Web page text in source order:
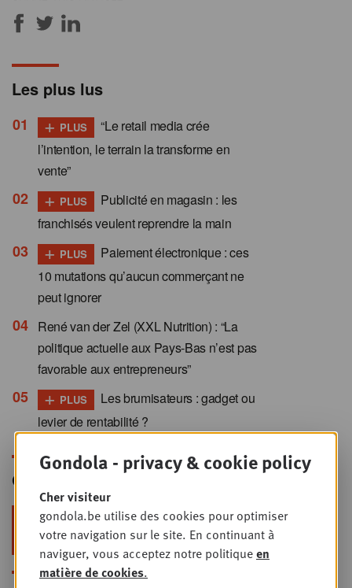
Les plus lus
+ PLUS
“Le retail media crée
l’intention, le terrain la transforme en
vente”
+ PLUS
Publicité en magasin : les
franchisés veulent reprendre la main
+ PLUS
Paiement électronique : ces
10 mutations qu’aucun commerçant ne
peut ignorer
René van der Zel (XXL Nutrition) : “La
politique actuelle aux Pays-Bas n’est pas
favorable aux entrepreneurs”
+ PLUS
Les brumisateurs : gadget ou
levier de rentabilité ?
Gondola Newsletter
Restez au top dans le retail & le
foodservice !
Gondola - privacy & cookie policy
Cher visiteur
gondola.be utilise des cookies pour optimiser
votre navigation sur le site. En continuant à
naviguer, vous acceptez notre politiqueen
matière de cookies.